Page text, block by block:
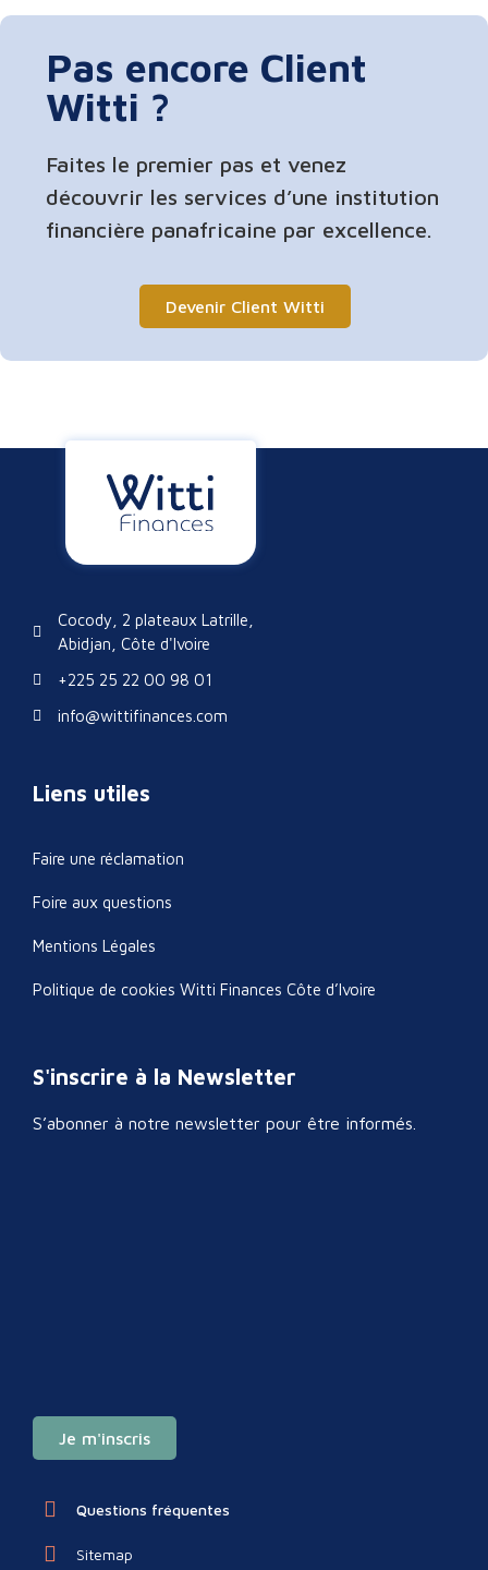
Pas encore Client
Witti ?
Faites le premier pas et venez
découvrir les services d’une institution
financière panafricaine par excellence.
Devenir Client Witti
Cocody, 2 plateaux Latrille,
Abidjan, Côte d'Ivoire
+225 25 22 00 98 01
info@wittifinances.com
Liens utiles
Faire une réclamation
Foire aux questions
Mentions Légales
Politique de cookies Witti Finances Côte d’Ivoire
S'inscrire à la Newsletter
S’abonner à notre newsletter pour être informés.
Je m'inscris
Questions fréquentes
Sitemap